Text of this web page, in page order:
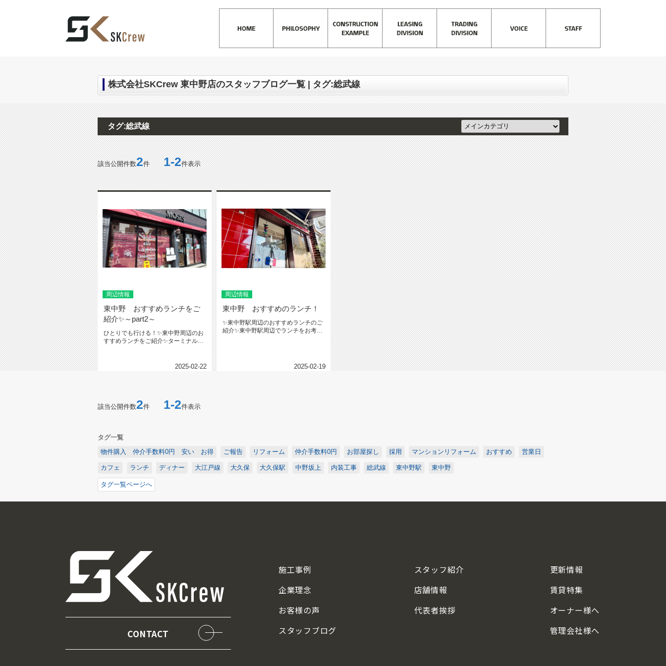
中野区の不動産｜SKCrew(エスケークルー) > 株式会社SKCrew 東中野店のスタッフブログ一覧 | タグ:総武線
株式会社SKCrew 東中野店のスタッフブログ一覧 | タグ:総武線
タグ:総武線
該当公開件数2件1-2件表示
周辺情報
東中野 おすすめランチをご
紹介✨～part2～
ひとりでも行ける！✨東中野周辺のお
すすめランチをご紹介✨ターミナル駅
2025-02-22
周辺情報
東中野 おすすめのランチ！
✨東中野駅周辺のおすすめランチのご
紹介✨東中野駅周辺でランチをお考え
2025-02-19
該当公開件数2件 1-2件表示
タグ一覧
物件購入 仲介手数料0円 安い お得
ご報告 リフォーム 仲介手数料0円 お部屋探し 採用 マンションリフォーム おすすめ 営業日
カフェ ランチ ディナー 大江戸線 大久保 大久保駅 中野坂上 内装工事 総武線 東中野駅 東中野
タグ一覧ページへ
CONTACT
施工事例
企業理念
お客様の声
スタッフブログ
スタッフ紹介
店舗情報
代表者挨拶
更新情報
賃貸特集
オーナー様へ
管理会社様へ